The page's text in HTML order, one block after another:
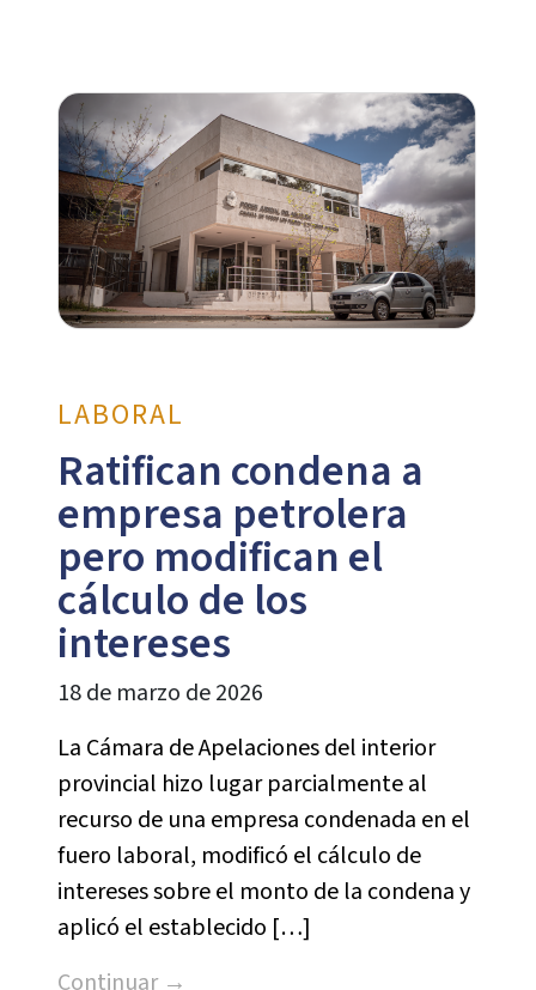
LABORAL
Ratifican condena a
empresa petrolera
pero modifican el
cálculo de los
intereses
18 de marzo de 2026
La Cámara de Apelaciones del interior
provincial hizo lugar parcialmente al
recurso de una empresa condenada en el
fuero laboral, modificó el cálculo de
intereses sobre el monto de la condena y
aplicó el establecido […]
Continuar →